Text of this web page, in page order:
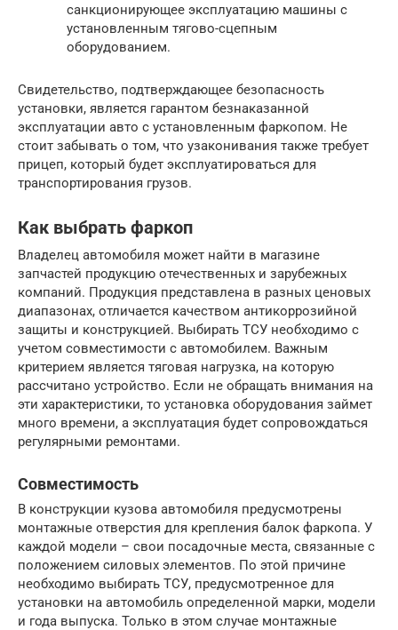
санкционирующее эксплуатацию машины с
установленным тягово-сцепным
оборудованием.
Свидетельство, подтверждающее безопасность
установки, является гарантом безнаказанной
эксплуатации авто с установленным фаркопом. Не
стоит забывать о том, что узаконивания также требует
прицеп, который будет эксплуатироваться для
транспортирования грузов.
Как выбрать фаркоп
Владелец автомобиля может найти в магазине
запчастей продукцию отечественных и зарубежных
компаний. Продукция представлена в разных ценовых
диапазонах, отличается качеством антикоррозийной
защиты и конструкцией. Выбирать ТСУ необходимо с
учетом совместимости с автомобилем. Важным
критерием является тяговая нагрузка, на которую
рассчитано устройство. Если не обращать внимания на
эти характеристики, то установка оборудования займет
много времени, а эксплуатация будет сопровождаться
регулярными ремонтами.
Совместимость
В конструкции кузова автомобиля предусмотрены
монтажные отверстия для крепления балок фаркопа. У
каждой модели – свои посадочные места, связанные с
положением силовых элементов. По этой причине
необходимо выбирать ТСУ, предусмотренное для
установки на автомобиль определенной марки, модели
и года выпуска. Только в этом случае монтажные